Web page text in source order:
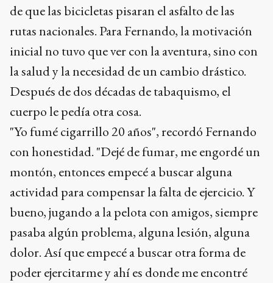
de que las bicicletas pisaran el asfalto de las
rutas nacionales. Para Fernando, la motivación
inicial no tuvo que ver con la aventura, sino con
la salud y la necesidad de un cambio drástico.
Después de dos décadas de tabaquismo, el
cuerpo le pedía otra cosa.
"Yo fumé cigarrillo 20 años", recordó Fernando
con honestidad. "Dejé de fumar, me engordé un
montón, entonces empecé a buscar alguna
actividad para compensar la falta de ejercicio. Y
bueno, jugando a la pelota con amigos, siempre
pasaba algún problema, alguna lesión, alguna
dolor. Así que empecé a buscar otra forma de
poder ejercitarme y ahí es donde me encontré